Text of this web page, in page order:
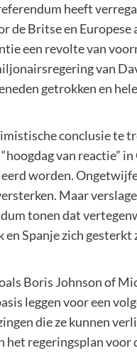
heeft
de Britse en
een revolte van
van
getrokken en
conclusie te
van reactie”
worden.
Maar
tonen dat
Spanje zich
Boris Johnson of
leggen voor een
die ze kunnen
het regeringsplan